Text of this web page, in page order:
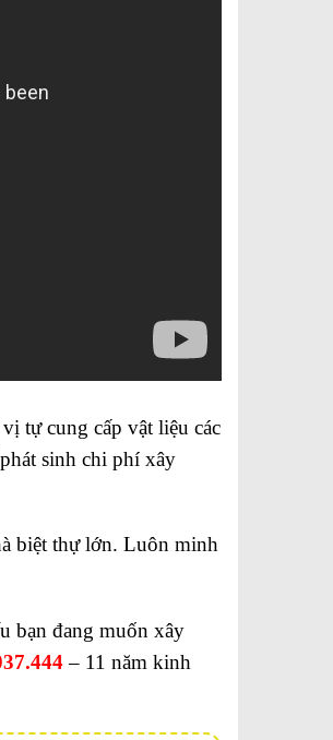
tự cung cấp vật liệu các
sinh chi phí xây
biệt thự lớn. Luôn minh
bạn đang muốn xây
– 11 năm kinh